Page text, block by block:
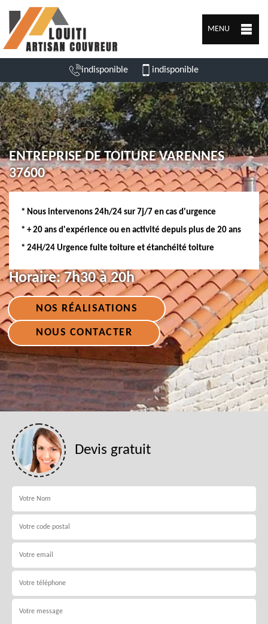
MENU
indisponible indisponible
ENTREPRISE DE TOITURE VARENNES
37600
* Nous intervenons 24h/24 sur 7j/7 en cas d'urgence
* + 20 ans d'expérience ou en activité depuis plus de 20 ans
* 24H/24 Urgence fuite toiture et étanchéité toiture
Horaire:7h30 à 20h
NOS RÉALISATIONS
NOUS CONTACTER
Devis gratuit